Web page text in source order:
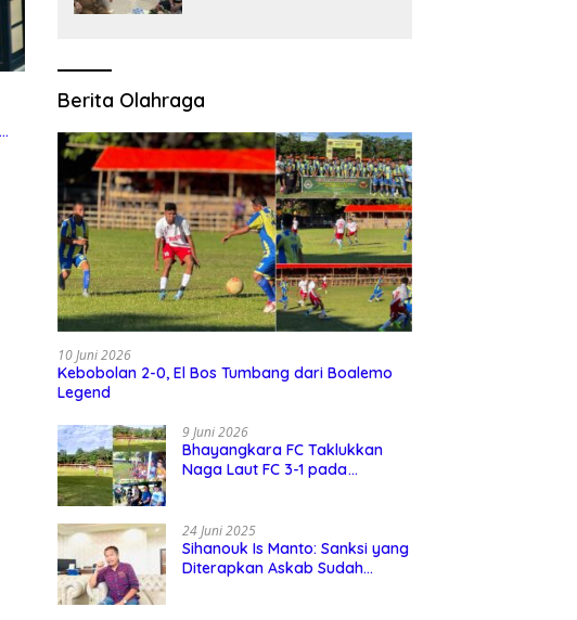
Berita Olahraga
10 Juni 2026
Kebobolan 2-0, El Bos Tumbang dari Boalemo
Legend
9 Juni 2026
Bhayangkara FC Taklukkan
Naga Laut FC 3-1 pada
24 Juni 2025
Sihanouk Is Manto: Sanksi yang
Diterapkan Askab Sudah